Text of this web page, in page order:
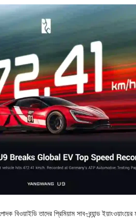
বিওয়াইডি তাদের প্রিমিয়াম সাব-ব্র্যান্ড